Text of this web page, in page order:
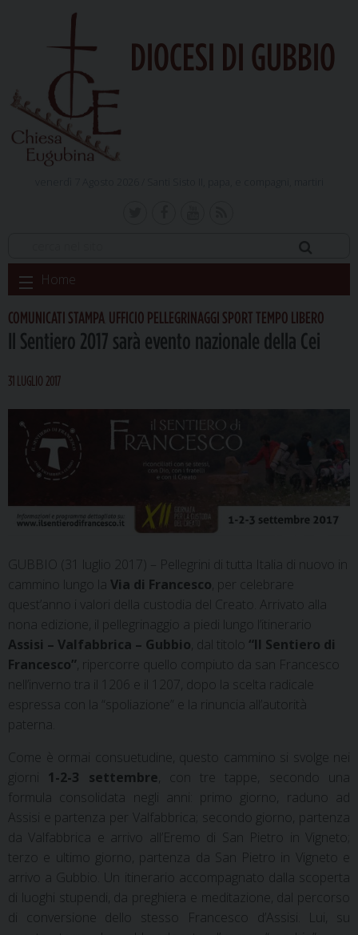
DIOCESI DI GUBBIO
Skip
to
content
Home
COMUNICATI STAMPA UFFICIO PELLEGRINAGGI SPORT TEMPO LIBERO
Il Sentiero 2017 sarà evento nazionale della Cei
31 LUGLIO 2017
GUBBIO (31 luglio 2017) – Pellegrini di tutta Italia di nuovo in
cammino lungo la Via di Francesco , per celebrare
quest’anno i valori della custodia del Creato. Arrivato alla
nona edizione, il pellegrinaggio a piedi lungo l’itinerario
Assisi – Valfabbrica – Gubbio , dal titolo “Il Sentiero di
Francesco” , ripercorre quello compiuto da san Francesco
nell’inverno tra il 1206 e il 1207, dopo la scelta radicale
espressa con la “spoliazione” e la rinuncia all’autorità
paterna.
Come è ormai consuetudine, questo cammino si svolge nei
giorni 1-2-3 settembre , con tre tappe, secondo una
formula consolidata negli anni: primo giorno, raduno ad
Assisi e partenza per Valfabbrica; secondo giorno, partenza
da Valfabbrica e arrivo all’Eremo di San Pietro in Vigneto;
terzo e ultimo giorno, partenza da San Pietro in Vigneto e
arrivo a Gubbio. Un itinerario accompagnato dalla scoperta
di luoghi stupendi, da preghiera e meditazione, dal percorso
di conversione dello stesso Francesco d’Assisi. Lui, su